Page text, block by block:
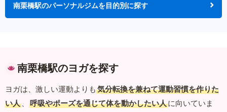
南栗橋駅のパーソナルジムを目的別に探す
南栗橋駅のヨガを探す
ヨガは、激しい運動よりも 気分転換を兼ねて運動習慣を作りた
い人 、 呼吸やポーズを通じて体を動かしたい人に向いていま